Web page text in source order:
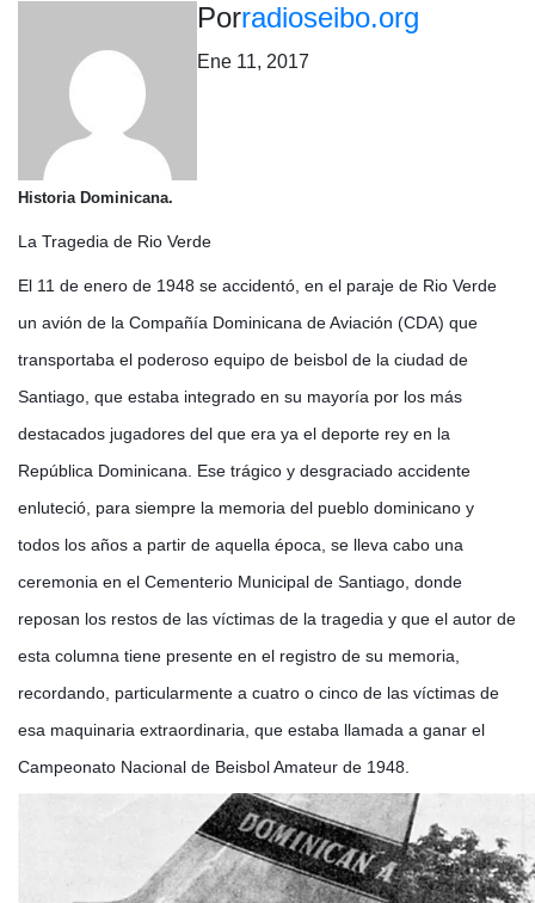
Porradioseibo.org
Ene 11, 2017
Historia Dominicana.
La Tragedia de Rio Verde
El 11 de enero de 1948 se accidentó, en el paraje de Rio Verde
un avión de la Compañía Dominicana de Aviación (CDA) que
transportaba el poderoso equipo de beisbol de la ciudad de
Santiago, que estaba integrado en su mayoría por los más
destacados jugadores del que era ya el deporte rey en la
República Dominicana. Ese trágico y desgraciado accidente
enluteció, para siempre la memoria del pueblo dominicano y
todos los años a partir de aquella época, se lleva cabo una
ceremonia en el Cementerio Municipal de Santiago, donde
reposan los restos de las víctimas de la tragedia y que el autor de
esta columna tiene presente en el registro de su memoria,
recordando, particularmente a cuatro o cinco de las víctimas de
esa maquinaria extraordinaria, que estaba llamada a ganar el
Campeonato Nacional de Beisbol Amateur de 1948.